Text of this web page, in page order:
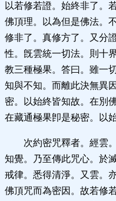
以若修若證。始終非了。
佛頂理。以為但是佛法。
修非了。真修方了。又分
性。旣雲統一切法。則十
教三種極果。答曰。雖一
知與不知。而離此決無異
密。以始終皆知故。在別
在藏通極果卽是秘密。以
次約密咒釋者。經雲
知覺。乃至傳此咒心。於
戒律。悉得清淨。又雲。
佛頂咒而為密因。故若修